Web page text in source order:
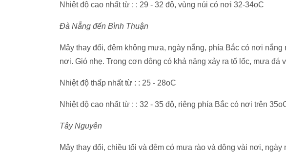
Nhiệt độ cao nhất từ : : 29 - 32 độ, vùng núi có nơi 32-34oC
Đà Nẵng đến Bình Thuận
Mây thay đổi, đêm không mưa, ngày nắng, phía Bắc có nơi
nơi. Gió nhẹ. Trong cơn dông có khả năng xảy ra tố lốc, mưa đá
Nhiệt độ thấp nhất từ : : 25 - 28oC
Nhiệt độ cao nhất từ : : 32 - 35 độ, riêng phía Bắc có nơi trên
Tây Nguyên
Mây thay đổi, chiều tối và đêm có mưa rào và dông vài nơi,